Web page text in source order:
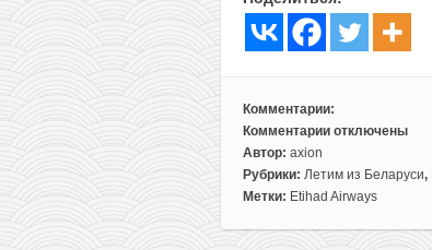
Комментарии:
Комментарии
к
записи
Распродажа
Etihad:
отключены
Автор: axion
Рубрики: Летим из Беларуси,
Метки: Etihad Airways